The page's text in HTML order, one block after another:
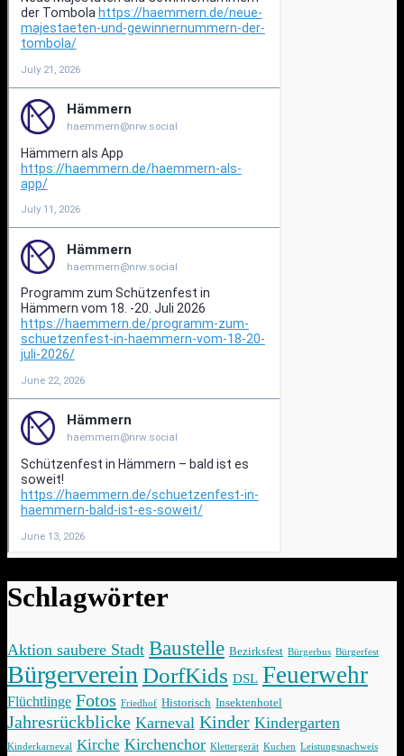
Schlagwörter
Aktion saubere Stadt Baustelle Bezirksfest Bürgerbus Bürgerfest
Bürgerverein DorfKids DSL Feuerwehr
Flüchtlinge Fotos Friedhof Historisch Insektenhotel
Jahresrückblicke Karneval Kinder Kindergarten
Kinderkarneval Kirche Kirchenchor Klettergerät Kuchen Leistungsnachweis